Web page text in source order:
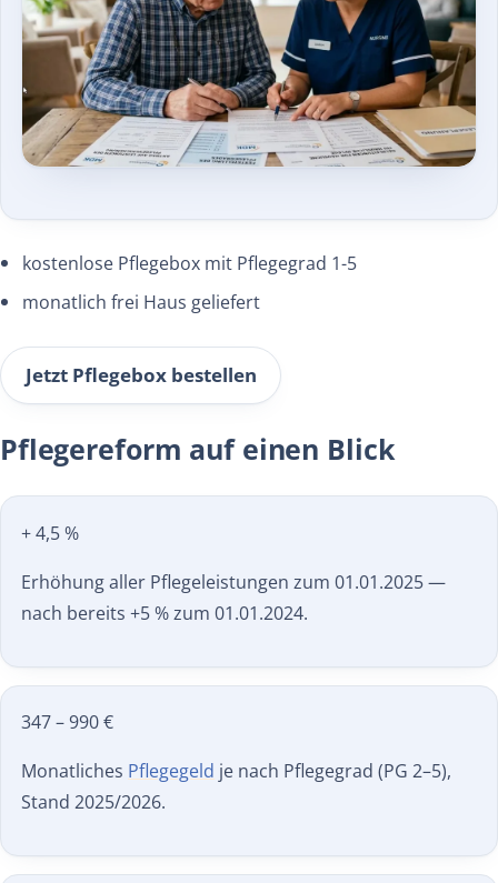
kostenlose Pflegebox mit Pflegegrad 1-5
monatlich frei Haus geliefert
Jetzt Pflegebox bestellen
Pflegereform auf einen Blick
+ 4,5 %
Erhöhung aller Pflegeleistungen zum 01.01.2025 —
nach bereits +5 % zum 01.01.2024.
347 – 990 €
Monatliches Pflegegeld je nach Pflegegrad (PG 2–5),
Stand 2025/2026.